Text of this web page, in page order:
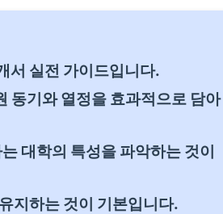
서 실전 가이드입니다.
동기와 열정을 효과적으로 담아
대학의 특성을 파악하는 것이
지하는 것이 기본입니다.